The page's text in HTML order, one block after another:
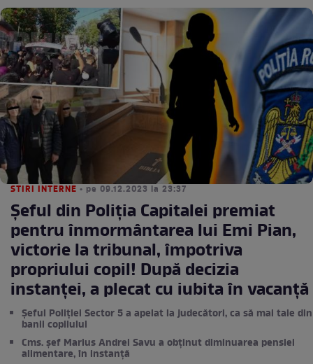
STIRI INTERNE • pe 09.12.2023 la 23:37
Șeful din Poliția Capitalei premiat
pentru înmormântarea lui Emi Pian,
victorie la tribunal, împotriva
propriului copil! După decizia
instanței, a plecat cu iubita în vacanță
Șeful Poliției Sector 5 a apelat la judecători, ca să mai taie din
banii copilului
Cms. șef Marius Andrei Savu a obținut diminuarea pensiei
alimentare, în instanță